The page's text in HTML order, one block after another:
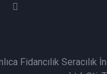
Fidancılık Seracılık